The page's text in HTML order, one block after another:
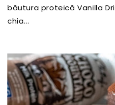
băutura proteică Vanilla
chia...